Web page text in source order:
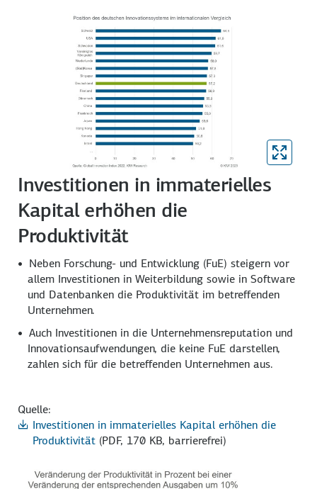
Investitionen in immaterielles
Kapital erhöhen die
Produktivität
Neben Forschung- und Entwicklung (FuE) steigern vor
allem Investitionen in Weiterbildung sowie in Software
und Datenbanken die Produktivität im betreffenden
Unternehmen.
Auch Investitionen in die Unternehmens­reputation und
Innovations­aufwendungen, die keine FuE darstellen,
zahlen sich für die betreffenden Unternehmen aus.
Quelle:
Investitionen in immaterielles Kapital erhöhen die
Produktivität (PDF, 170 KB, barrierefrei)